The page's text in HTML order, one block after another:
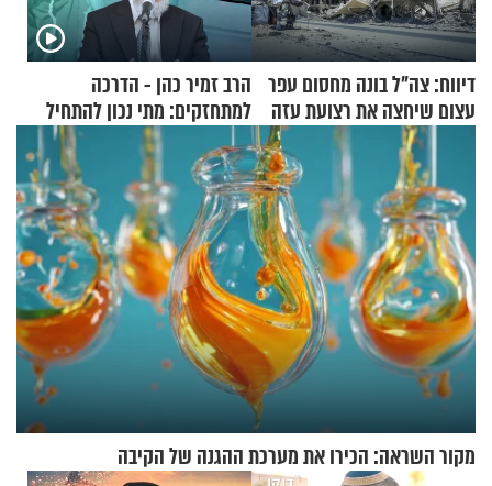
דיווח: צה"ל בונה מחסום עפר
עצום שיחצה את רצועת עזה
לשניים
הרב זמיר כהן - הדרכה
למתחזקים: מתי נכון להתחיל
עם לבישת הציצית?
מקור השראה: הכירו את מערכת ההגנה של הקיבה